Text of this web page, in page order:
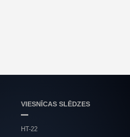
VIESNĪCAS SLĒDZES
HT-22